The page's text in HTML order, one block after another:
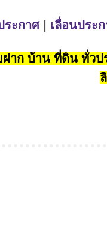
ระกาศ| เลื่อนประ
าก บ้าน ที่ดิน ทั่วป